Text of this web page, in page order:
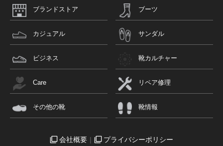
ブランドストア ブーツ
カジュアル サンダル
ビジネス 靴カルチャー
Care リペア修理
その他の靴 靴情報
会社概要 プライバシーポリシー